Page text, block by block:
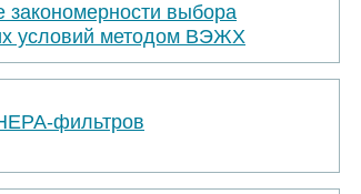
закономерности выбора
условий методом ВЭЖХ
фильтров